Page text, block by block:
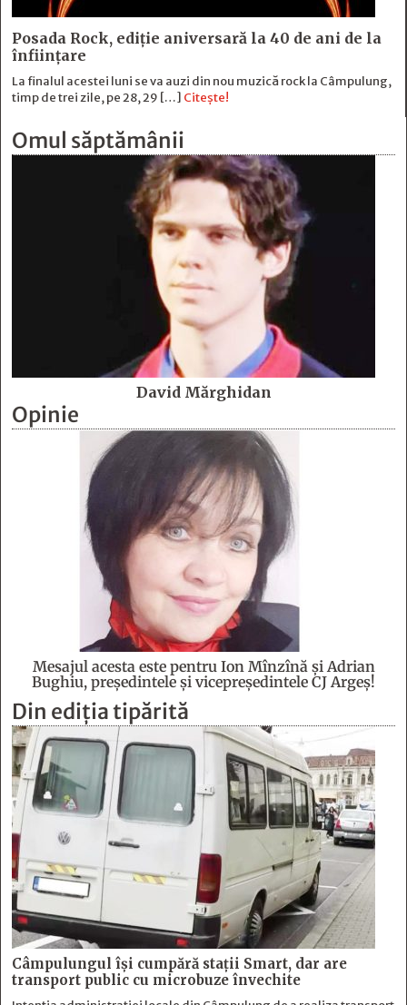
Posada Rock, ediţie aniversară la 40 de ani de la
înfiinţare
La finalul acestei luni se va auzi din nou muzică rock la Câmpulung,
timp de trei zile, pe 28, 29 […] Citește!
Omul săptămânii
David Mărghidan
Opinie
Mesajul acesta este pentru Ion Mînzînă şi Adrian
Bughiu, preşedintele şi vicepreşedintele CJ Argeş!
Din ediția tipărită
Câmpulungul îşi cumpără staţii Smart, dar are
transport public cu microbuze învechite